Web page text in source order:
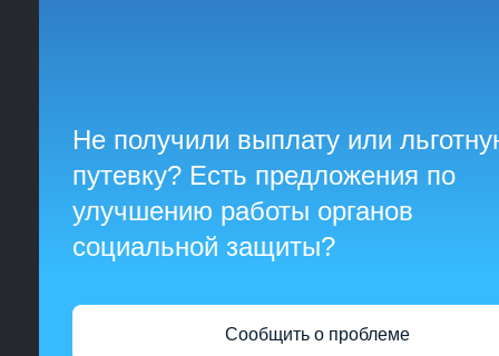
Не получили выплату или
путевку? Есть предложения по
улучшению работы органов
социальной защиты?
Сообщить о проблеме